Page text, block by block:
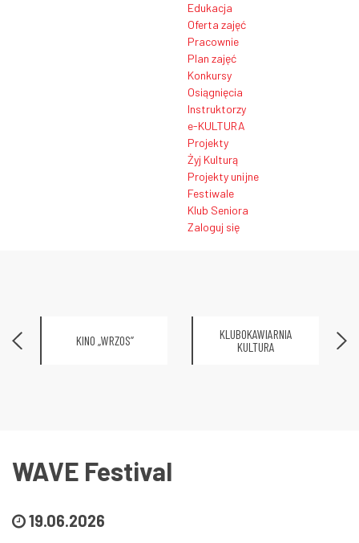
Edukacja
Oferta zajęć
Pracownie
Plan zajęć
Konkursy
Osiągnięcia
Instruktorzy
e-KULTURA
Projekty
Żyj Kulturą
Projekty unijne
Festiwale
Klub Seniora
Zaloguj się
KINO „WRZOS”
KLUBOKAWIARNIA
KULTURA
WAVE Festival
19.06.2026